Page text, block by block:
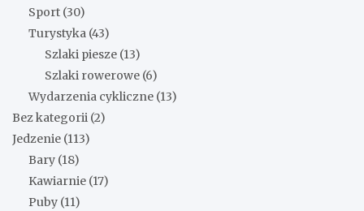
Sport (30)
Turystyka (43)
Szlaki piesze (13)
Szlaki rowerowe (6)
Wydarzenia cykliczne (13)
Bez kategorii (2)
Jedzenie (113)
Bary (18)
Kawiarnie (17)
Puby (11)